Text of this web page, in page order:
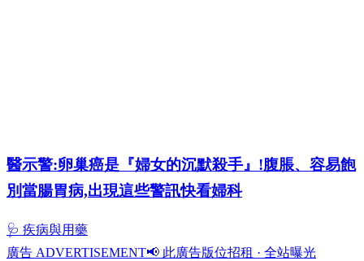
醫示警:卵巢癌是『婦女的沉默殺手』!腹脹、容易飽
別當腸胃病,出現這些警訊快看婦科
🩺 疾病與用藥
廣告 ADVERTISEMENT📢 此廣告版位招租 · 全站曝光